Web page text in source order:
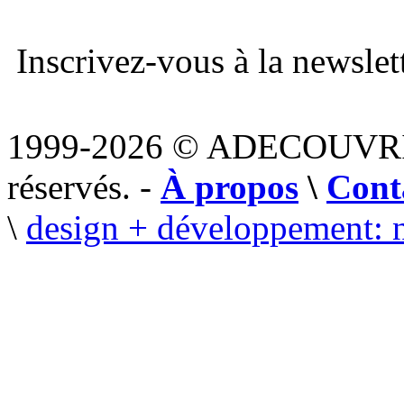
Inscrivez-vous à la
1999-2026 ©
réservés. - À propos \
\ design + développement: